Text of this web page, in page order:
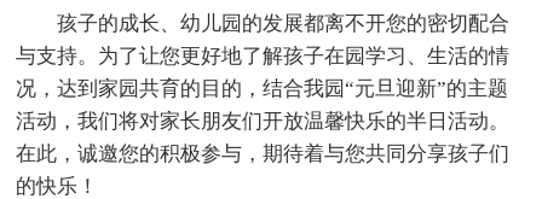
孩子的成长、幼儿园的发展都离不开您的密切配合
与支持。为了让您更好地了解孩子在园学习、生活的情
况，达到家园共育的目的，结合我园“元旦迎新”的主题
活动，我们将对家长朋友们开放温馨快乐的半日活动。
在此，诚邀您的积极参与，期待着与您共同分享孩子们
的快乐！